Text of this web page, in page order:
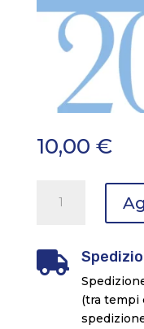
10,00 €
QUADERNI,
sulle
quantità

(tra tempi